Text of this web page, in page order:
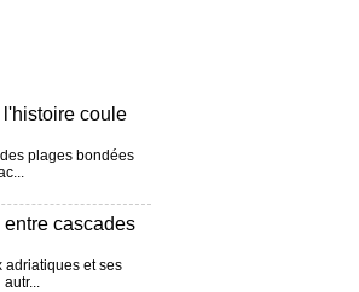
l'histoire coule
plages bondées
cascades
adriatiques et ses